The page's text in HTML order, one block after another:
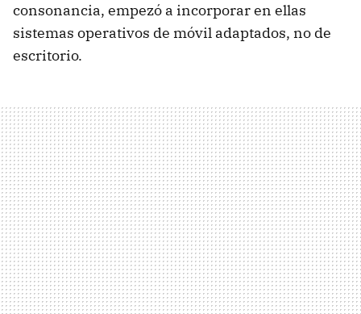
consonancia, empezó a incorporar en ellas
sistemas operativos de móvil adaptados, no de
escritorio.